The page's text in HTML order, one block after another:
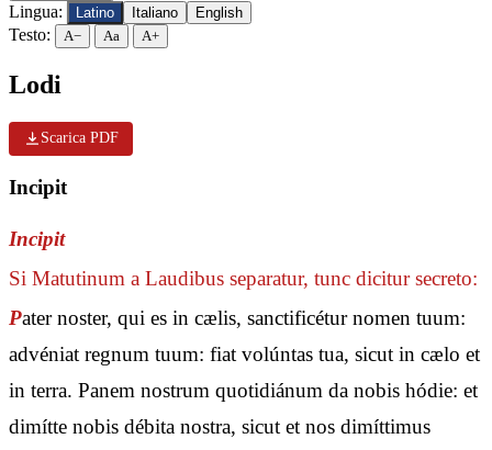
Lingua: Latino Italiano English
Testo: A− Aa A+
Lodi
Scarica PDF
Incipit
Incipit
Si Matutinum a Laudibus separatur, tunc dicitur secreto:
Pater noster, qui es in cælis, sanctificétur nomen tuum:
advéniat regnum tuum: fiat volúntas tua, sicut in cælo et
in terra. Panem nostrum quotidiánum da nobis hódie: et
dimítte nobis débita nostra, sicut et nos dimíttimus